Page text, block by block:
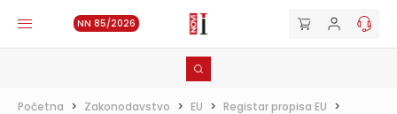
NN 85/2026
Početna > Zakonodavstvo > EU > Registar propisa EU >